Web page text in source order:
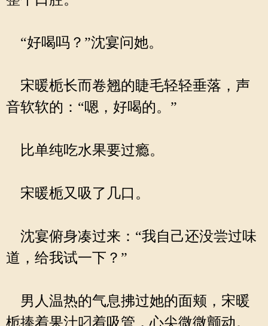
“好喝吗？”沈宴问她。
宋暖栀长而卷翘的睫毛轻轻垂落，声
音软软的：“嗯，好喝的。”
比单纯吃水果要过瘾。
宋暖栀又吸了几口。
沈宴俯身凑过来：“我自己还没尝过味
道，给我试一下？”
男人温热的气息拂过她的面颊，宋暖
栀捧着果汁叼着吸管，心尖微微颤动。